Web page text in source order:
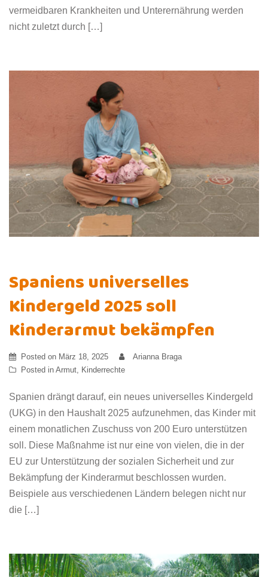
vermeidbaren Krankheiten und Unterernährung werden
nicht zuletzt durch […]
Spaniens universelles
Kindergeld 2025 soll
Kinderarmut bekämpfen
Posted on März 18, 2025
Arianna Braga
Posted in Armut, Kinderrechte
Spanien drängt darauf, ein neues universelles Kindergeld
(UKG) in den Haushalt 2025 aufzunehmen, das Kinder mit
einem monatlichen Zuschuss von 200 Euro unterstützen
soll. Diese Maßnahme ist nur eine von vielen, die in der
EU zur Unterstützung der sozialen Sicherheit und zur
Bekämpfung der Kinderarmut beschlossen wurden.
Beispiele aus verschiedenen Ländern belegen nicht nur
die […]